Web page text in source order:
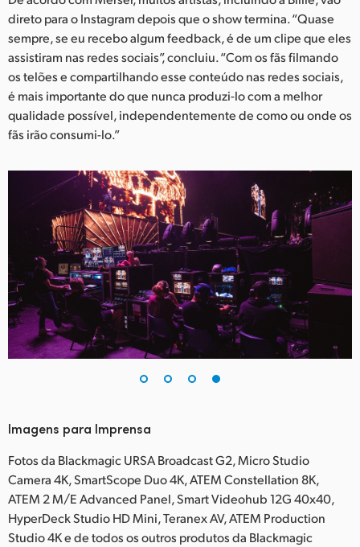
direto para o Instagram depois que o show termina. “Quase
sempre, se eu recebo algum feedback, é de um clipe que eles
assistiram nas redes sociais”, concluiu. “Com os fãs filmando
os telões e compartilhando esse conteúdo nas redes sociais,
é mais importante do que nunca produzi-lo com a melhor
qualidade possível, independentemente de como ou onde os
fãs irão consumi-lo.”
Imagens para Imprensa
Fotos da Blackmagic URSA Broadcast G2, Micro Studio
Camera 4K, SmartScope Duo 4K, ATEM Constellation 8K,
ATEM 2 M/E Advanced Panel, Smart Videohub 12G 40x40,
HyperDeck Studio HD Mini, Teranex AV, ATEM Production
Studio 4K e de todos os outros produtos da Blackmagic